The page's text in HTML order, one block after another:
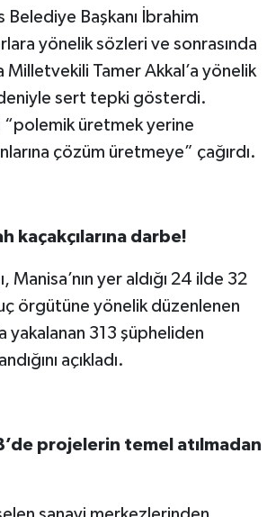
Belediye Başkanı İbrahim
yönelik sözleri ve sonrasında
Milletvekili Tamer Akkal’a yönelik
sert tepki gösterdi.
“polemik üretmek yerine
çözüm üretmeye” çağırdı.
kaçakçılarına darbe!
Manisa’nın yer aldığı 24 ilde 32
örgütüne yönelik düzenlenen
yakalanan 313 şüpheliden
açıkladı.
projelerin temel atılmadan